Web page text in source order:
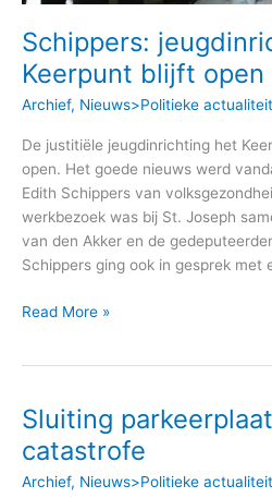
Schippers:
Keerpunt blijft open
Archief, Nieuws>Politieke actualiteit
De justitiële jeugdinrichting het
open. Het goede nieuws werd
Edith Schippers van
werkbezoek was bij St. Joseph
van den Akker en de
Schippers ging ook in gesprek met
Read More »
Sluiting
catastrofe
Archief, Nieuws>Politieke actualiteit
Sluiting
parkeerplaats
A67
catastrofe